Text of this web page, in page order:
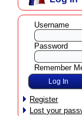
Username
Password
Remember
Register
Lost your